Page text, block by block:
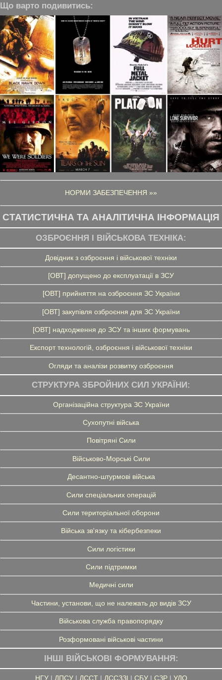
Що варто подивитись:
НОРМИ ЗАБЕЗПЕЧЕННЯ »»
СТАТИСТИЧНА ТА АНАЛІТИЧНА ІНФОРМАЦІЯ
ОЗБРОЄННЯ І ВІЙСЬКОВА ТЕХНІКА:
Довідник з озброєння і військової техніки
[ОВТ] допущено до експлуатації в ЗСУ
[ОВТ] прийняття на озброєння ЗС України
[ОВТ] закупівля озброєння для ЗС України
[ОВТ] надходження до ЗСУ та інших формувань
Експорт технологій, озброєння і військової техніки
Огляди та аналізи розвитку озброєння
СТРУКТУРА ЗБРОЙНИХ СИЛ УКРАЇНИ:
Організаційна структура ЗС України
Сухопутні війська
Повітряні Сили
Військово-Морські Сили
Десантно-штурмові війська
Сили спеціальних операцій
Сили територіальної оборони
Війська зв'язку та кібербезпеки
Сили логістики
Сили підтримки
Медичні сили
Частини, установи, що не належать до видів ЗСУ
Військова служба правопорядку
Розформовані військові частини
ІНШІ ВІЙСЬКОВІ ФОРМУВАННЯ:
НГУ| ДПСУ| ДССТ| ДССЗЗІ | СБУ| СЗР| УДО